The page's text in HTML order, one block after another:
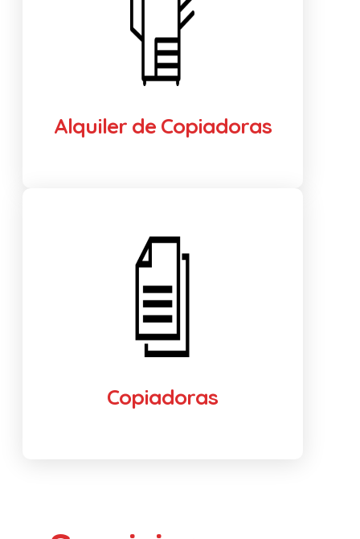
Alquiler de Copiadoras
Copiadoras